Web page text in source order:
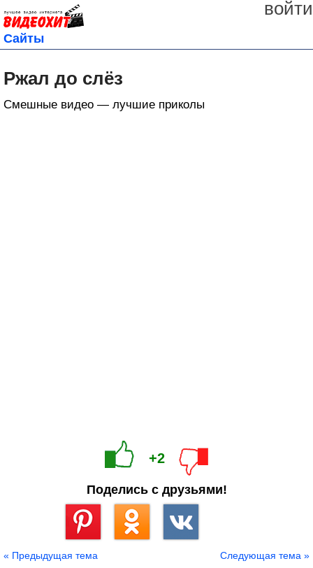
войти
Сайты
Ржал до слёз
Смешные видео — лучшие приколы
+2
Поделись с друзьями!
« Предыдущая тема Следующая тема »